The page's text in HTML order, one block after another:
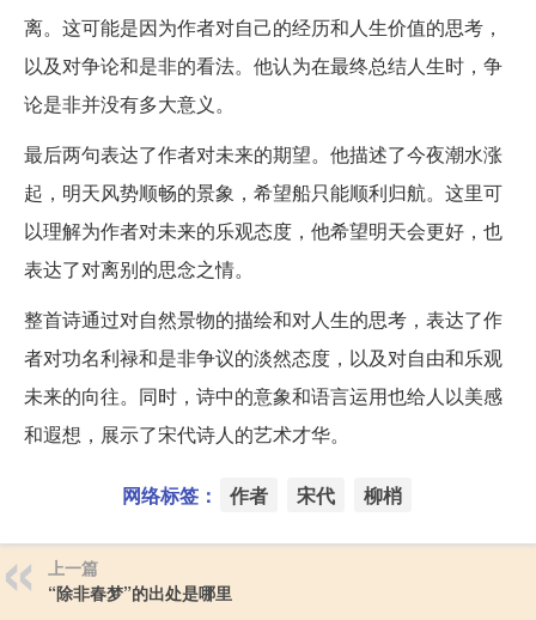
离。这可能是因为作者对自己的经历和人生价值的思考，
以及对争论和是非的看法。他认为在最终总结人生时，争
论是非并没有多大意义。
最后两句表达了作者对未来的期望。他描述了今夜潮水涨
起，明天风势顺畅的景象，希望船只能顺利归航。这里可
以理解为作者对未来的乐观态度，他希望明天会更好，也
表达了对离别的思念之情。
整首诗通过对自然景物的描绘和对人生的思考，表达了作
者对功名利禄和是非争议的淡然态度，以及对自由和乐观
未来的向往。同时，诗中的意象和语言运用也给人以美感
和遐想，展示了宋代诗人的艺术才华。
网络标签： 作者 宋代 柳梢
上一篇
“除非春梦”的出处是哪里